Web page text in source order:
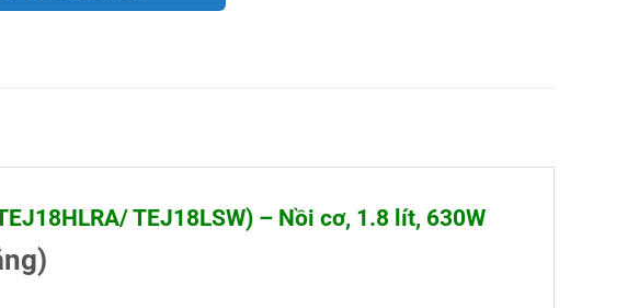
TEJ18LSW) – Nồi cơ, 1.8 lít, 630W